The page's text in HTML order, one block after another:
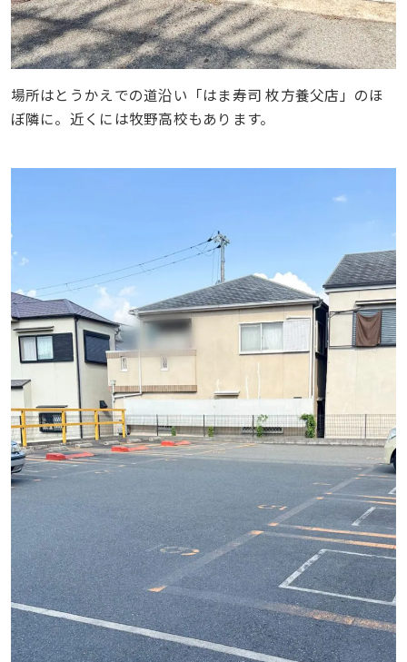
場所はとうかえでの道沿い「はま寿司 枚方養父店」のほ
ぼ隣に。近くには牧野高校もあります。